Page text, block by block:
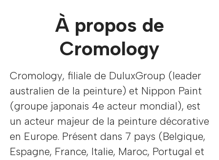
À propos de
Cromology
Cromology, filiale de DuluxGroup (leader
australien de la peinture) et Nippon Paint
(groupe japonais 4e acteur mondial), est
un acteur majeur de la peinture décorative
en Europe. Présent dans 7 pays (Belgique,
Espagne, France, Italie, Maroc, Portugal et